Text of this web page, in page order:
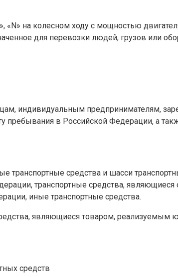
«N» на колесном ходу с мощностью
для перевозки людей, грузов или
индивидуальным предпринимателям,
в Российской Федерации, а
транспортные средства и шасси
транспортные средства,
иные транспортные средства.
являющиеся товаром,
средств